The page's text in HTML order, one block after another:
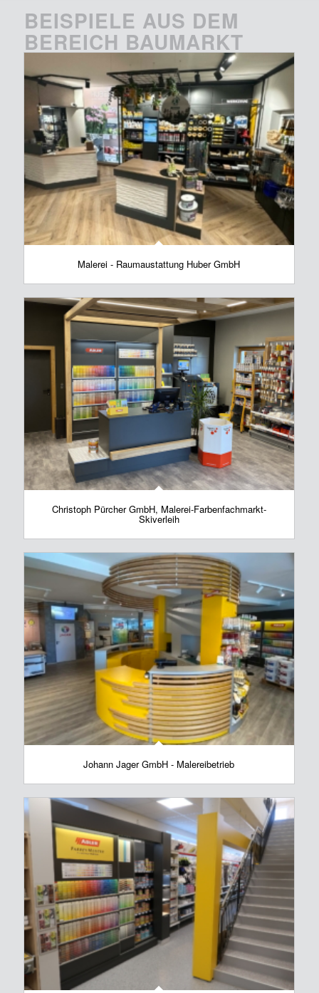
BEISPIELE AUS DEM
BEREICH BAUMARKT
Malerei - Raumaustattung Huber GmbH
Christoph Pürcher GmbH, Malerei-Farbenfachmarkt-
Skiverleih
Johann Jager GmbH - Malereibetrieb